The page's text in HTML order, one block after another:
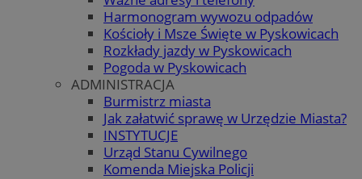
Harmonogram wywozu odpadów
Kościoły i Msze Święte w Pyskowicach
Rozkłady jazdy w Pyskowicach
Pogoda w Pyskowicach
ADMINISTRACJA
Burmistrz miasta
Jak załatwić sprawę w Urzędzie Miasta?
INSTYTUCJE
Urząd Stanu Cywilnego
Komenda Miejska Policji